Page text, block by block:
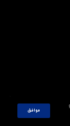
موافق
تم تصميمه وتطويره